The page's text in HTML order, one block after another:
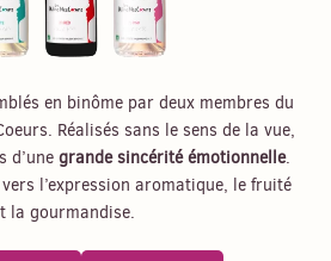
en binôme par deux membres du
Réalisés sans le sens de la vue,
d’une grande sincérité émotionnelle.
l’expression aromatique, le fruité
la gourmandise.